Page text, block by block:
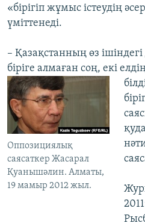
«бірігіп жұмыс істеудің
үміттенеді.
– Қазақстанның өз
біріге алмаған соң, екі
Оппозициялық
саясаткер Жасарал
Қуанышәлин. Алматы,
19 мамыр 2012 жыл.